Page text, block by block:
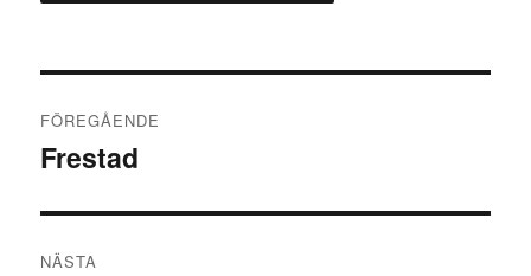
FÖREGÅENDE
Föregående
Frestad
NÄSTA